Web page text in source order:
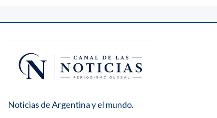
Noticias de Argentina y el mundo.